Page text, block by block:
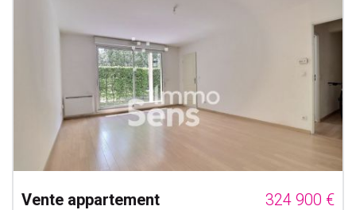
Vente appartement
324 900 €